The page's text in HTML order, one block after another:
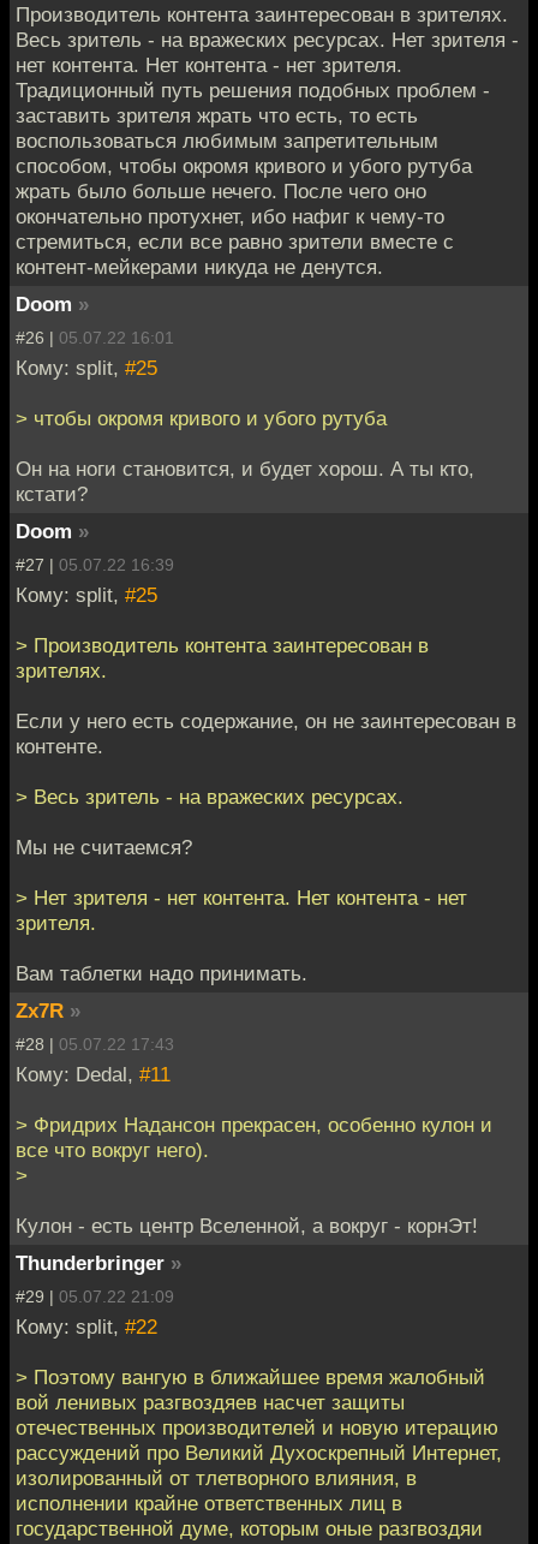
Производитель контента заинтересован в зрителях.
Весь зритель - на вражеских ресурсах. Нет зрителя -
нет контента. Нет контента - нет зрителя.
Традиционный путь решения подобных проблем -
заставить зрителя жрать что есть, то есть
воспользоваться любимым запретительным
способом, чтобы окромя кривого и убого рутуба
жрать было больше нечего. После чего оно
окончательно протухнет, ибо нафиг к чему-то
стремиться, если все равно зрители вместе с
контент-мейкерами никуда не денутся.
Doom »
#26 | 05.07.22 16:01
Кому: split, #25
> чтобы окромя кривого и убого рутуба
Он на ноги становится, и будет хорош. А ты кто,
кстати?
Doom »
#27 | 05.07.22 16:39
Кому: split, #25
> Производитель контента заинтересован в
зрителях.
Если у него есть содержание, он не заинтересован в
контенте.
> Весь зритель - на вражеских ресурсах.
Мы не считаемся?
> Нет зрителя - нет контента. Нет контента - нет
зрителя.
Вам таблетки надо принимать.
Zx7R »
#28 | 05.07.22 17:43
Кому: Dedal, #11
> Фридрих Надансон прекрасен, особенно кулон и
все что вокруг него).
>
Кулон - есть центр Вселенной, а вокруг - корнЭт!
Thunderbringer »
#29 | 05.07.22 21:09
Кому: split, #22
> Поэтому вангую в ближайшее время жалобный
вой ленивых разгвоздяев насчет защиты
отечественных производителей и новую итерацию
рассуждений про Великий Духоскрепный Интернет,
изолированный от тлетворного влияния, в
исполнении крайне ответственных лиц в
государственной думе, которым оные разгвоздяи